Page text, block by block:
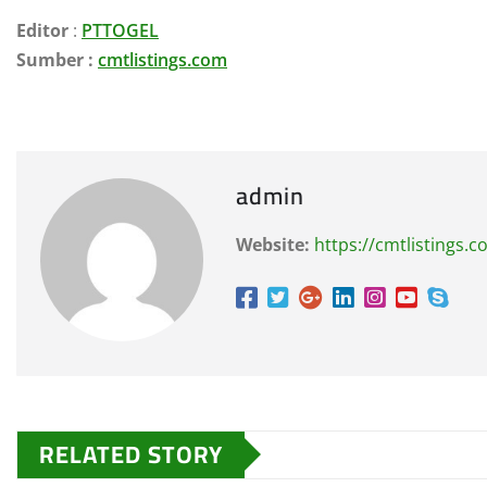
Editor : PTTOGEL
Sumber : cmtlistings.com
admin
Website: https://
RELATED STORY